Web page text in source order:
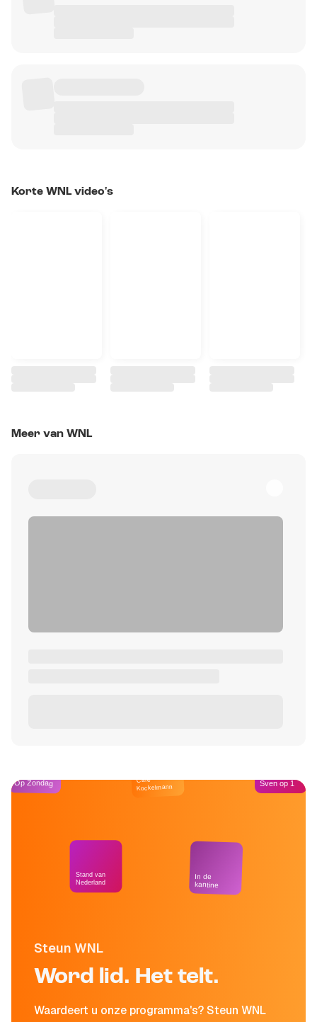
Korte WNL video's
Meer van WNL
Steun WNL
Word lid. Het telt.
Waardeert u onze programma's? Steun WNL
Op Zondag
Stand van
Nederland
Café
Kockelmann
In de
kantine
Sven op 1